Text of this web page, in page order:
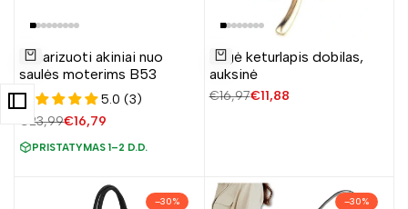
Pridėti
sąrašą
Į krepšelį
Poliarizuoti akiniai nuo
saulės moterims B53
5.0 (3)
Įprasta
€23,99Pardavimo
€16,79
PRISTATYMAS 1–2 D.D.
Pridėti
į
norų
Į krepšelį
Sagė keturlapis dobilas,
auksinė
Įprasta
€16,97Pardavimo
€11,88
–30% –30%